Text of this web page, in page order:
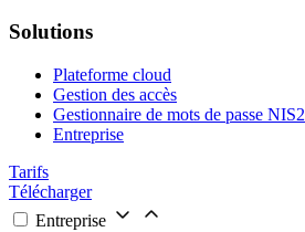
Solutions
Plateforme cloud
Gestion des accès
Gestionnaire de mots de passe NIS2
Entreprise
Tarifs
Télécharger
Entreprise